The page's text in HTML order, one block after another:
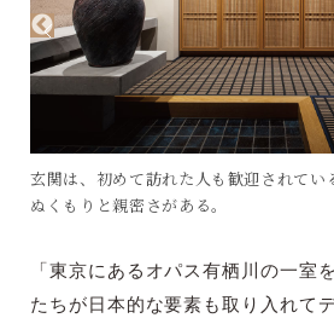
玄関は、初めて訪れた人も歓迎されてい
ぬくもりと親密さがある。
「東京にあるオパス有栖川の一室
たちが日本的な要素も取り入れて